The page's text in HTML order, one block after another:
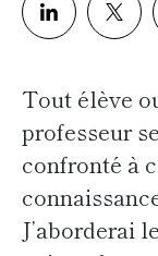
Tout élève
professeur
confronté à
J’aborderai